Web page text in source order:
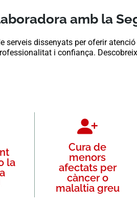
amb la
serveis dissenyats per oferir
i confiança.
la
Cura de
menors
afectats per
càncer o
malaltia greu